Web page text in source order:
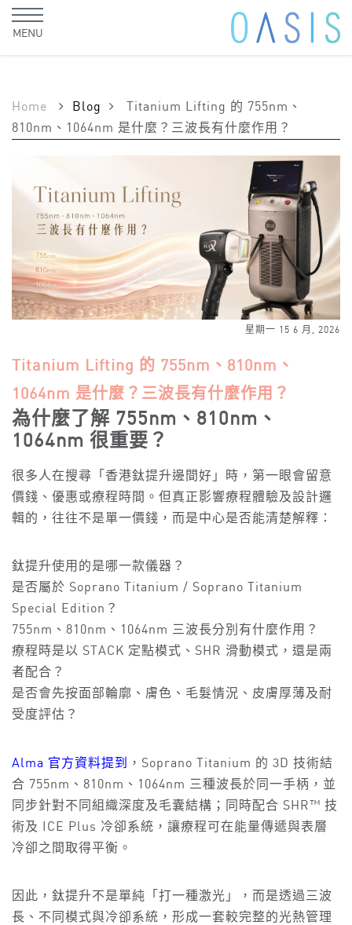
MENU
Home Blog
Titanium Lifting 的 755nm、
810nm、1064nm 是什麼？三波長有什麼作用？
星期一 15 6 月, 2026
Titanium Lifting 的 755nm、810nm、
1064nm 是什麼？三波長有什麼作用？
為什麼了解 755nm、810nm、
1064nm 很重要？
很多人在搜尋「香港鈦提升邊間好」時，第一眼會留意
價錢、優惠或療程時間。但真正影響療程體驗及設計邏
輯的，往往不是單一價錢，而是中心是否能清楚解釋：
鈦提升使用的是哪一款儀器？
是否屬於 Soprano Titanium / Soprano Titanium
Special Edition？
755nm、810nm、1064nm 三波長分別有什麼作用？
療程時是以 STACK 定點模式、SHR 滑動模式，還是兩
者配合？
是否會先按面部輪廓、膚色、毛髮情況、皮膚厚薄及耐
受度評估？
Alma 官方資料提到
，Soprano Titanium 的 3D 技術結
合 755nm、810nm、1064nm 三種波長於同一手柄，並
同步針對不同組織深度及毛囊結構；同時配合 SHR™ 技
術及 ICE Plus 冷卻系統，讓療程可在能量傳遞與表層
冷卻之間取得平衡。
因此，鈦提升不是單純「打一種激光」，而是透過三波
長、不同模式與冷卻系統，形成一套較完整的光熱管理